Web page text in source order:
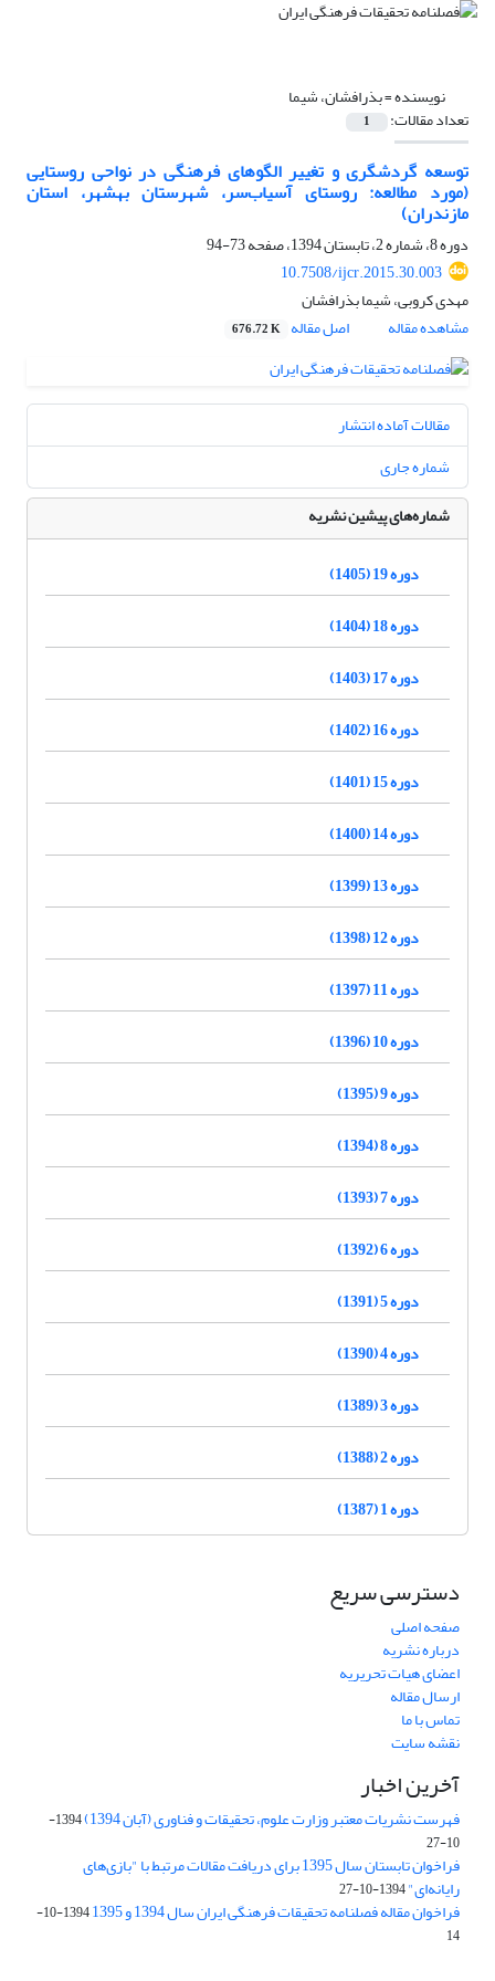
نویسنده =بذرافشان، شیما
تعداد مقالات: 1
توسعه گردشگری و تغییر الگوهای فرهنگی در نواحی روستایی
(مورد مطالعه: روستای آسیاب‌سر، شهرستان بهشهر، استان
مازندران)
دوره 8، شماره 2، تابستان 1394، صفحه
73-94
10.7508/ijcr.2015.30.003
مهدی کروبی، شیما بذرافشان
مشاهده مقاله
اصل مقاله 676.72 K
مقالات آماده انتشار
شماره جاری
شماره‌های پیشین نشریه
دوره 19 (1405)
دوره 18 (1404)
دوره 17 (1403)
دوره 16 (1402)
دوره 15 (1401)
دوره 14 (1400)
دوره 13 (1399)
دوره 12 (1398)
دوره 11 (1397)
دوره 10 (1396)
دوره 9 (1395)
دوره 8 (1394)
دوره 7 (1393)
دوره 6 (1392)
دوره 5 (1391)
دوره 4 (1390)
دوره 3 (1389)
دوره 2 (1388)
دوره 1 (1387)
دسترسی سریع
صفحه اصلی
درباره نشریه
اعضای هیات تحریریه
ارسال مقاله
تماس با ما
نقشه سایت
آخرین اخبار
فهرست نشریات معتبر وزارت علوم، تحقیقات و فناوری (آبان 1394)
1394-
10-27
فراخوان تابستان سال 1395 برای دریافت مقالات مرتبط با "بازی‌های
رایانه‌ای"1394-10-27
فراخوان مقاله فصلنامه تحقیقات فرهنگی ایران سال 1394 و 1395
1394-10-
14